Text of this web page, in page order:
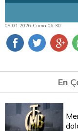
09.01.2026 Cuma 06:30
En